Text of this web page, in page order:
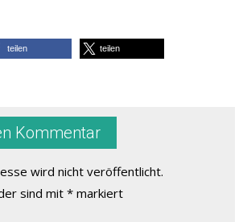
teilen teilen
Kommentar
wird nicht veröffentlicht.
sind mit * markiert